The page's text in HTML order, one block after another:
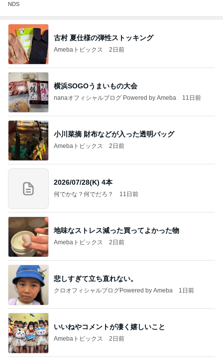
NDS
古村 夏仕様の弾性ストッキング
Amebaトピックス 2日前
横浜SOGOうまいもの大会
nanaオフィシャルブログ Powered by Ameba 11日前
小川菜摘 財布などが入った透明バッグ
Amebaトピックス 2日前
2026/07/28(K) 4本
何でかな？何でだろ？ 11日前
地味なストレス減った買ってよかった物
Amebaトピックス 2日前
悲しすぎて立ち直れない。
クロオフィシャルブログPowered by Ameba 1日前
いいねやコメントが凄く嬉しいこと
Amebaトピックス 2日前